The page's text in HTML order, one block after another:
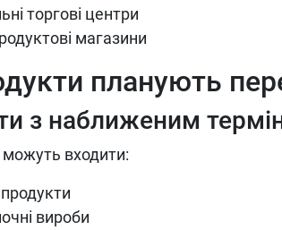
торгові центри
магазини
планують
з наближеним
входити:
вироби